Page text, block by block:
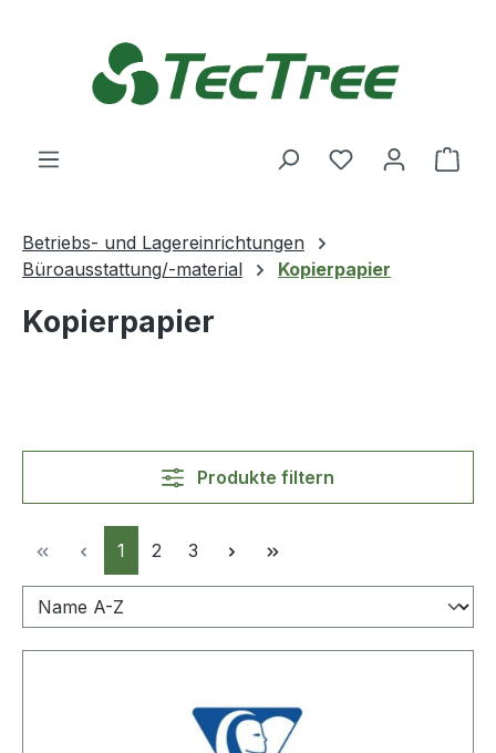
Du hast 0
Betriebs- und Lagereinrichtungen
Büroausstattung/-material
Kopierpapier
Kopierpapier
Produkte filtern
Seite
1 Seite
2 Seite
3